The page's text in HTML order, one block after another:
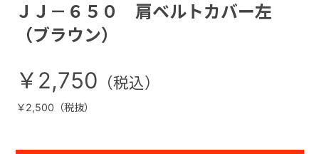
ＪＪ－６５０ 肩ベルトカバー左
（ブラウン）
￥2,750
￥2,500（税抜）